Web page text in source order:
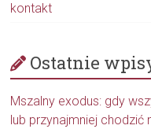
kontakt
Ostatnie
Mszalny exodus: gdy
lub przynajmniej chodzić